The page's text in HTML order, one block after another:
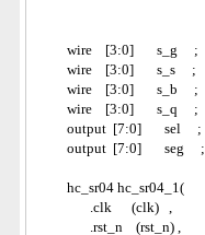
wire    [3:0]       s_g     ;
wire    [3:0]       s_s     ;
wire    [3:0]       s_b     ;
wire    [3:0]       s_q     ;
output  [7:0]       sel     ;
output  [7:0]       seg     ;
hc_sr04 hc_sr04_1(
.clk      (clk)   ,
.rst_n    (rst_n) ,